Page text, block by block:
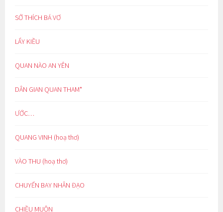
SỞ THÍCH BÁ VƠ
LẨY KIỀU
QUAN NÀO AN YÊN
DÂN GIAN QUAN THAM*
ƯỚC…
QUANG VINH (hoạ thơ)
VÀO THU (hoạ thơ)
CHUYẾN BAY NHÂN ĐẠO
CHIỀU MUỘN